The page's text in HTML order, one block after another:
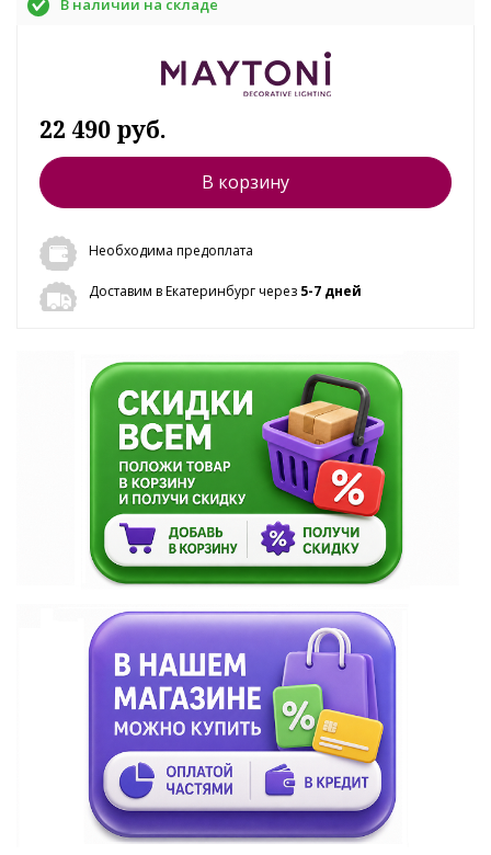
В наличии на складе
22 490 руб.
В корзину
Необходима предоплата
Доставим в Екатеринбург через 5-7 дней